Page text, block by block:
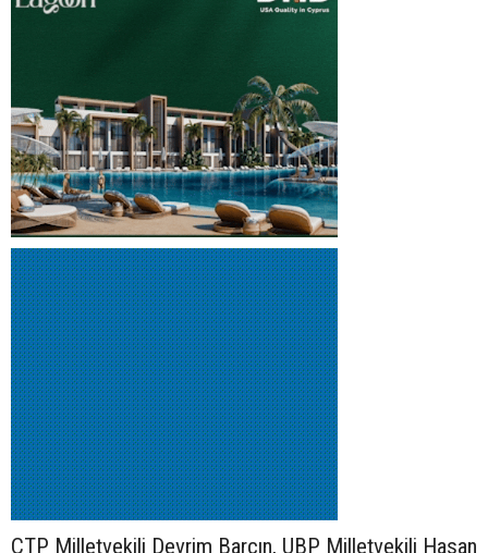
CTP Milletvekili Devrim Barçın, UBP Milletvekili Hasan